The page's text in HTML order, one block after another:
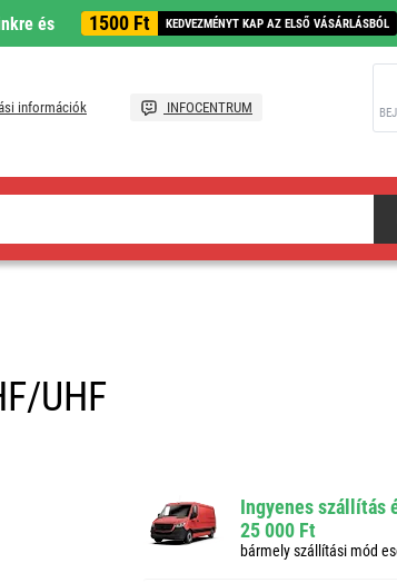
és 1500 Ft KEDVEZMÉNYT KAP AZ ELSŐ VÁSÁRLÁSBÓL
információk
INFOCENTRUM
UHF
Ingyenes szállítás
25 000 Ft
bármely szállítási mód